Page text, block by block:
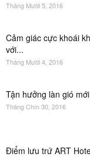
Tháng Mười 5, 2016
Cảm giác cực khoái
với...
Tháng Mười 4, 2016
Tận hưởng làn gió
Tháng Chín 30, 2016
Điểm lưu trứ ART